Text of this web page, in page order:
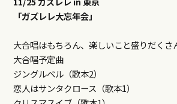
「ガズレレ大忘年会」
大合唱はもちろん、楽しいこと盛りだくさ
大合唱予定曲
ジングルベル（歌本2）
恋人はサンタクロース（歌本1）